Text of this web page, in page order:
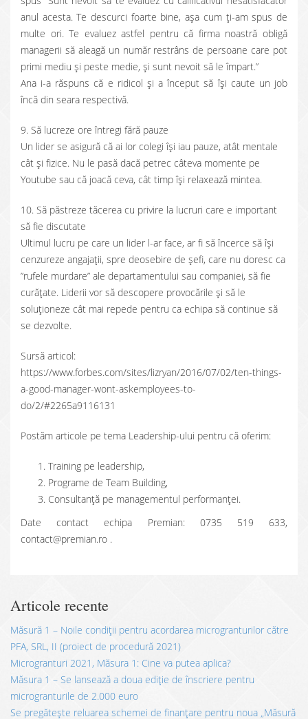
anul acesta. Te descurci foarte bine, așa cum ți-am spus de
multe ori. Te evaluez astfel pentru că firma noastră obligă
managerii să aleagă un număr restrâns de persoane care pot
primi mediu și peste medie, și sunt nevoit să le împart.”
Ana i-a răspuns că e ridicol și a început să își caute un job
încă din seara respectivă.
9. Să lucreze ore întregi fără pauze
Un lider se asigură că ai lor colegi își iau pauze, atât mentale
cât și fizice. Nu le pasă dacă petrec câteva momente pe
Youtube sau că joacă ceva, cât timp își relaxează mintea.
10. Să păstreze tăcerea cu privire la lucruri care e important
să fie discutate
Ultimul lucru pe care un lider l-ar face, ar fi să încerce să își
cenzureze angajații, spre deosebire de șefi, care nu doresc ca
”rufele murdare” ale departamentului sau companiei, să fie
curățate. Liderii vor să descopere provocările și să le
soluționeze cât mai repede pentru ca echipa să continue să
se dezvolte.
Sursă articol:
https://www.forbes.com/sites/lizryan/2016/07/02/ten-things-
a-good-manager-wont-askemployees-to-
do/2/#2265a9116131
Postăm articole pe tema Leadership-ului pentru că oferim:
Training pe leadership,
Programe de Team Building,
Consultanţă pe managementul performanţei.
Date contact echipa Premian: 0735 519 633,
contact@premian.ro .
Articole recente
Măsură 1 – Noile condiții pentru acordarea microgranturilor către
PFA, SRL, II (proiect de procedură 2021)
Microgranturi 2021, Măsura 1: Cine va putea aplica?
Măsura 1 – Se lansează a doua ediție de înscriere pentru
microgranturile de 2.000 euro
Se pregătește reluarea schemei de finanțare pentru noua „Măsură